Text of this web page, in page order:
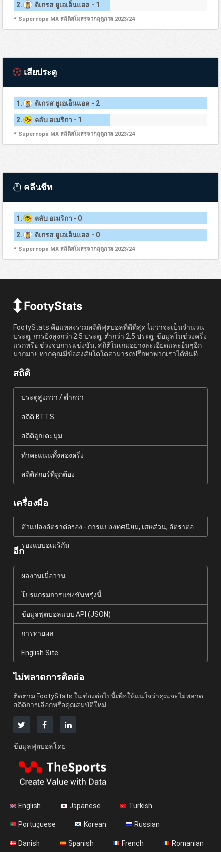
2. ติเกรส ยูเอเอ็นแอล - 1
* Supercopa MX สถิติสโมสรจากฤดูกาล 2023/24
เสียประตู
1. ติเกรส ยูเอเอ็นแอล - 2
2. คลับ อเมริกา - 1
* Supercopa MX สถิติสโมสรจากฤดูกาล 2023/24
คลีนชีท
1. คลับ อเมริกา - 0
2. ติเกรส ยูเอเอ็นแอล - 0
* Supercopa MX สถิติสโมสรจากฤดูกาล 2023/24
FootyStats คือแหล่งรวมสถิติฟุตบอลที่ดีที่สุด ไม่ว่าจะเป็นจำนวน
ประตู, การยิงสูงกว่า 2.5 ประตู, ต่ำกว่า 2.5 ประตู, ข้อมูลในช่วงครึ่ง
แรกหรือ ช่วงจบการแข่งขัน, สถิติในเกมอย่างละเอียดและอื่นๆอีก
มากมาย หากคุณมีข้อสงสัยใดใดสามารถปรึกษาพวกเราได้ทันที
สถิติ
ประตูสูงกว่า / ต่ำกว่า
สถิติ BTTS
สถิติลูกเตะมุม
ทำคะแนนทั้งสองครึ่ง
สถิติสกอร์ที่ถูกต้อง
เครื่องมือ
ตัวแปลงอัตราต่อรอง - การแปลงทศนิยม, เศษส่วน, อัตราต่อ
รองแบบอเมริกัน
อีก
ผลงานเมื่อวาน
โปรแกรมการแข่งขันพรุ่งนี้
ข้อมูลฟุตบอลแบบ API (JSON)
การทายผล
English Site
ไม่พลาดการติดต่อ
ติดตาม FootyStats ในช่องต่อไปนี้เพื่อให้แน่ใจว่าคุณจะไม่พลาด
สถิติการเลือกหรือคุณสมบัติใหม่
ข้อมูลฟุตบอลโดย
English Japanese Turkish
Portuguese Korean Russian
Danish Spanish French Romanian